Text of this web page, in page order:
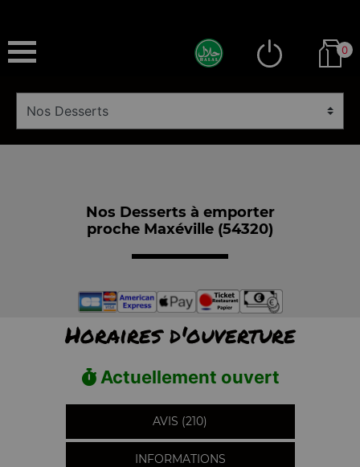
0
Nos Desserts à emporter
proche Maxéville (54320)
Horaires d'ouverture
Actuellement ouvert
AVIS (210)
INFORMATIONS